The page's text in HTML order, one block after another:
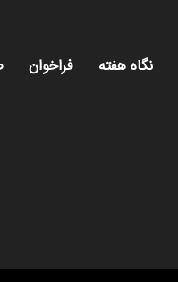
نگاه هفته فراخوان